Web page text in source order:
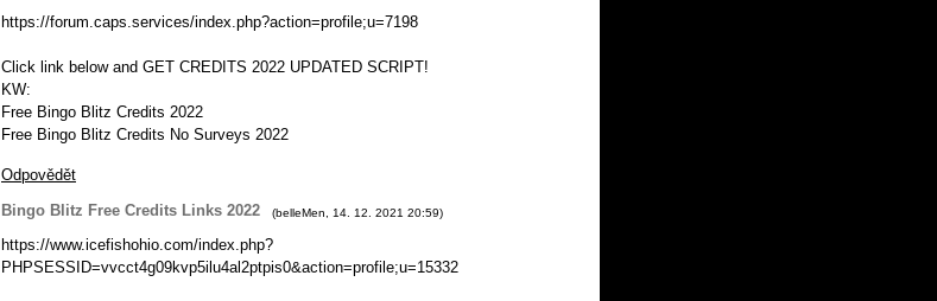
https://forum.caps.services/index.php?action=profile;u=7198
Click link below and GET CREDITS 2022 UPDATED SCRIPT!
KW:
Free Bingo Blitz Credits 2022
Free Bingo Blitz Credits No Surveys 2022
Odpovědět
Bingo Blitz Free Credits Links 2022
(belleMen 14. 12. 2021 20:59)
https://www.icefishohio.com/index.php?
PHPSESSID=vvcct4g09kvp5ilu4al2ptpis0&action=profile;u=15332